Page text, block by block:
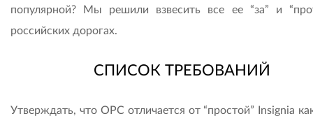
популярной? Мы решили взвесить все ее “за” и
российских дорогах.
СПИСОК ТРЕБОВАНИЙ
Утверждать, что OPC отличается от “простой” Insignia